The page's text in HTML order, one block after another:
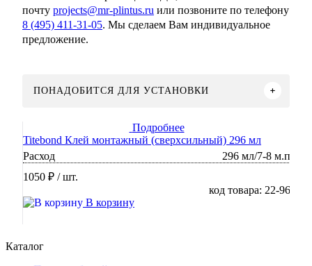
почту projects@mr-plintus.ru или позвоните по телефону
8 (495) 411-31-05. Мы сделаем Вам индивидуальное
предложение.
ПОНАДОБИТСЯ ДЛЯ УСТАНОВКИ
Подробнее
Titebond Клей монтажный (сверхсильный) 296 мл
Расход
296 мл/7-8 м.п
1050 ₽ / шт.
код товара: 22-96
В корзину
Каталог